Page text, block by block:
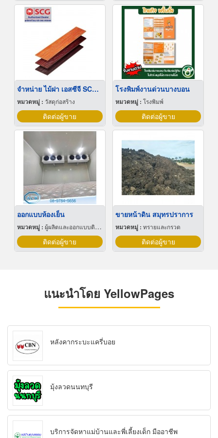
จำหน่าย ไม้ฝา เอสซีจี SCG ตราช้าง
หมวดหมู่ : วัสดุก่อสร้าง
ติดต่อผู้ขาย
โรงพิมพ์งานด่วนบางบอน
หมวดหมู่ : โรงพิมพ์
ติดต่อผู้ขาย
ออกแบบห้องเย็น
หมวดหมู่ : ผู้ผลิตและออกแบบติดตั้งห้องเย็น
ติดต่อผู้ขาย
ขายหน้าดิน สมุทรปราการ
หมวดหมู่ : ทรายและกรวด
ติดต่อผู้ขาย
แนะนำโดย YellowPages
หลังคากระบะแครี่บอย
มุ้งลวดนนทบุรี
บริการจัดหาแม่บ้านและพี่เลี้ยงเด็ก มืออาชีพ